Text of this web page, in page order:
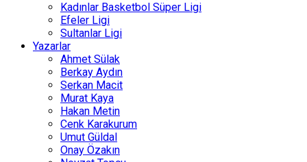
Kadınlar Basketbol Süper Ligi
Efeler Ligi
Sultanlar Ligi
Yazarlar
Ahmet Sülak
Berkay Aydın
Serkan Macit
Murat Kaya
Hakan Metin
Cenk Karakurum
Umut Güldal
Onay Özakın